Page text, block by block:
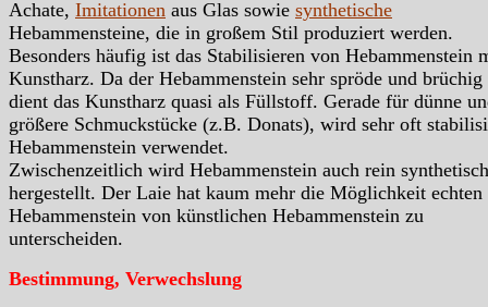
Achate, Imitationen aus Glas sowie synthetische
Hebammensteine, die in großem Stil produziert werden.
Besonders häufig ist das Stabilisieren von Hebammenstein
Kunstharz. Da der Hebammenstein sehr spröde und
dient das Kunstharz quasi als Füllstoff. Gerade für dünne
größere Schmuckstücke (z.B. Donats), wird sehr oft
Hebammenstein verwendet.
Zwischenzeitlich wird Hebammenstein auch rein synthetisch
hergestellt. Der Laie hat kaum mehr die Möglichkeit echten
Hebammenstein von künstlichen Hebammenstein zu
unterscheiden.
Bestimmung, Verwechslung